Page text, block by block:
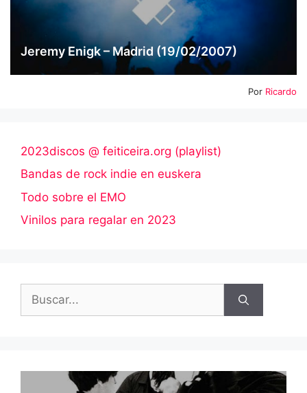
Jeremy Enigk – Madrid (19/02/2007)
Por Ricardo
2023discos @ feiticeira.org (playlist)
Bandas de rock indie en euskera
Todo sobre el EMO
Vinilos para regalar en 2023
Buscar: